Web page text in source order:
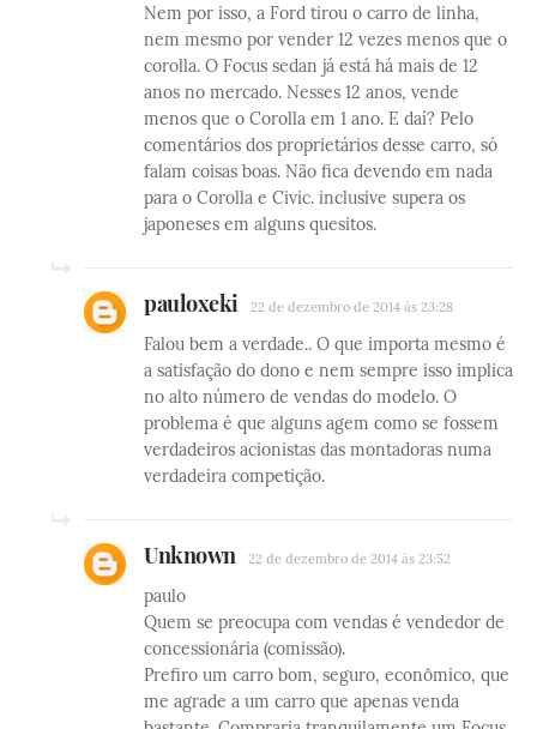
Nem por isso, a Ford tirou o carro de linha,
nem mesmo por vender 12 vezes menos que o
corolla. O Focus sedan já está há mais de 12
anos no mercado. Nesses 12 anos, vende
menos que o Corolla em 1 ano. E daí? Pelo
comentários dos proprietários desse carro, só
falam coisas boas. Não fica devendo em nada
para o Corolla e Civic. inclusive supera os
japoneses em alguns quesitos.
pauloxeki 22 de dezembro de 2014 às 23:28
Falou bem a verdade.. O que importa mesmo é
a satisfação do dono e nem sempre isso implica
no alto número de vendas do modelo. O
problema é que alguns agem como se fossem
verdadeiros acionistas das montadoras numa
verdadeira competição.
Unknown 22 de dezembro de 2014 às 23:52
paulo
Quem se preocupa com vendas é vendedor de
concessionária (comissão).
Prefiro um carro bom, seguro, econômico, que
me agrade a um carro que apenas venda